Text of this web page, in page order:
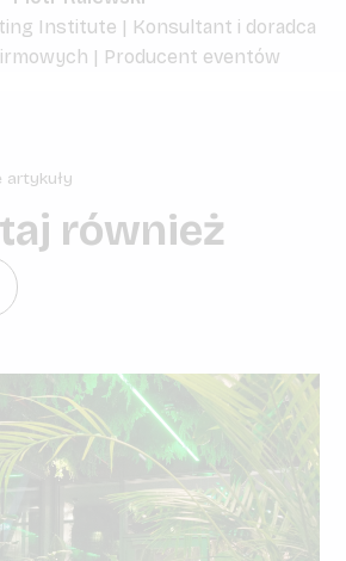
Institute | Konsultant i doradca
| Producent eventów
artykuły
również